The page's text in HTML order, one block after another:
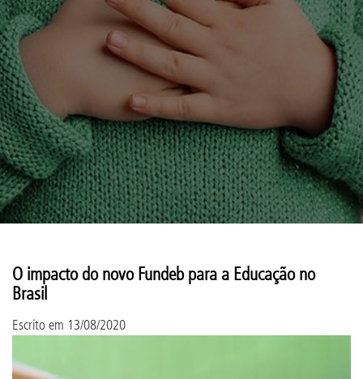
O impacto do novo Fundeb para a Educação no
Brasil
Escrito em 13/08/2020